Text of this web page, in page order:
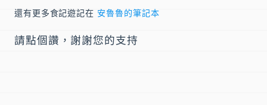
還有更多食記遊記在 安魯魯的筆記本
請點個讚，謝謝您的支持